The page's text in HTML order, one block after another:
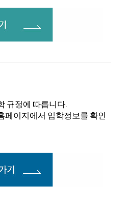
규정에 따릅니다.
페이지에서 입학정보를 확인